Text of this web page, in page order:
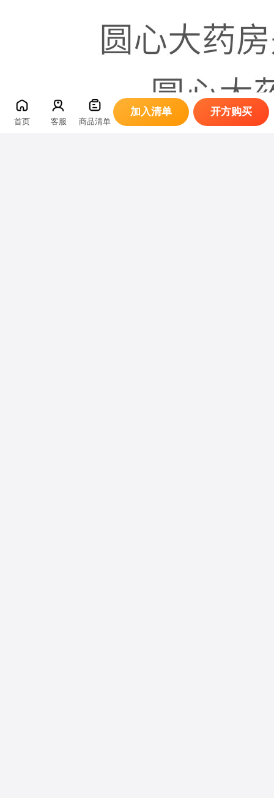
首页 客服 商品清单
加入清单 开方购买